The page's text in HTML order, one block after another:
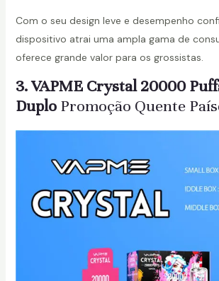
Com o seu design leve e desempenho
dispositivo atrai uma ampla gama de
oferece grande valor para os grossistas.
3. VAPME Crystal 20000
DuploPromoção Quente